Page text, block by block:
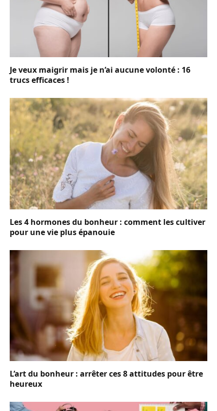
Je veux maigrir mais je n’ai aucune volonté : 16
trucs efficaces !
Les 4 hormones du bonheur : comment les cultiver
pour une vie plus épanouie
L’art du bonheur : arrêter ces 8 attitudes pour être
heureux